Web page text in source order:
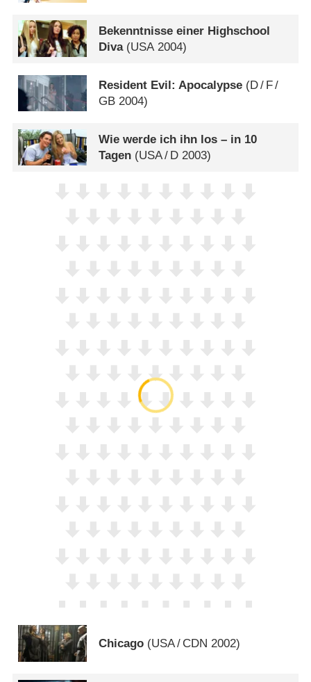
Bekenntnisse einer Highschool
Diva(USA 2004)
Resident Evil: Apocalypse (D/ F/
GB 2004)
Wie werde ich ihn los – in 10
Tagen (USA/ D 2003)
Chicago (USA/ CDN 2002)